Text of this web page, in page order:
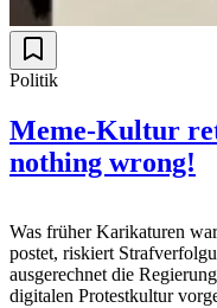
Politik
Meme-Kultur
nothing wrong!
Was früher Karikaturen
postet, riskiert
ausgerechnet die
digitalen Protestkultur